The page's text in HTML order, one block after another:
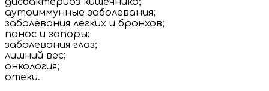
аутоиммунные заболевания;
заболевания легких и бронхов;
понос и запоры;
заболевания глаз;
лишний вес;
онкология;
отеки.